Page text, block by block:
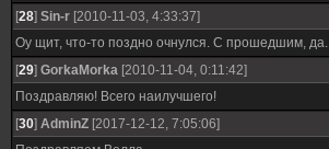
[28] Sin-r [2010-11-03, 4:33:37]
Оу щит, что-то поздно очнулся. С прошедшим, да.
[29] GorkaMorka [2010-11-04, 0:11:42]
Поздравляю! Всего наилучшего!
[30] AdminZ [2017-12-12, 7:05:06]